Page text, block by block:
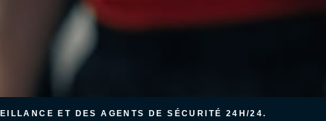
ET DES AGENTS DE SÉCURITÉ 24H/24.